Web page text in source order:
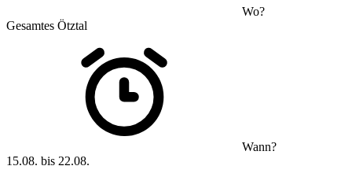
Wo?
Gesamtes Ötztal
Wann?
15.08. bis 22.08.